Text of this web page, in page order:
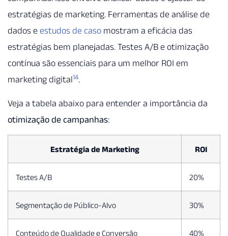
estratégias de marketing. Ferramentas de análise de
dados e estudos de caso mostram a eficácia das
estratégias bem planejadas. Testes A/B e otimização
contínua são essenciais para um melhor ROI em
marketing digital14.
Veja a tabela abaixo para entender a importância da
otimização de campanhas:
Estratégia de Marketing ROI
Testes A/B 20%
Segmentação de Público-Alvo 30%
Conteúdo de Qualidade e Conversão 40%